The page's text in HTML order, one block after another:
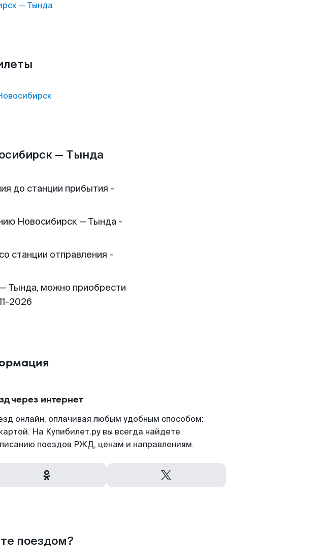
— Тында
— Тында
до станции прибытия -
Новосибирск — Тында -
станции отправления -
Тында, можно приобрести
2026
через интернет
онлайн, оплачивая любым удобным способом:
На Купибилет.ру вы всегда найдете
поездов РЖД, ценам и направлениям.
поездом?